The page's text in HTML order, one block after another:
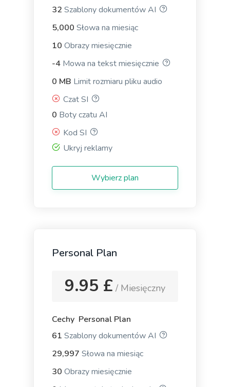
LinkedIn Ad Descriptions
Professional and eye-catching ad descriptions that
App and SMS Notifications
mobile devices that keep users coming back for
Text Extender
Extend short sentences into more descriptive and
Content Shorten
32 Szablony dokumentów AI
5,000 Słowa na miesiąc
10 Obrazy miesięcznie
-4 Mowa na tekst miesięcznie
0 MB Limit rozmiaru pliku audio
Czat SI
0 Boty czatu AI
Kod SI
Ukryj reklamy
Wybierz plan
Personal Plan
9.95 £ / Miesięczny
Cechy Personal Plan
61 Szablony dokumentów AI
29,997 Słowa na miesiąc
30 Obrazy miesięcznie